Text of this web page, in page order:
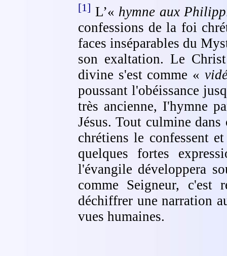
[1] L’« hymne aux
confessions de la foi
faces inséparables du
son exaltation. Le
divine s'est comme «
poussant l'obéissance
très ancienne, I'hymne
Jésus. Tout culmine
chrétiens le confessent
quelques fortes
l'évangile développera
comme Seigneur,
déchiffrer une narration
vues humaines.